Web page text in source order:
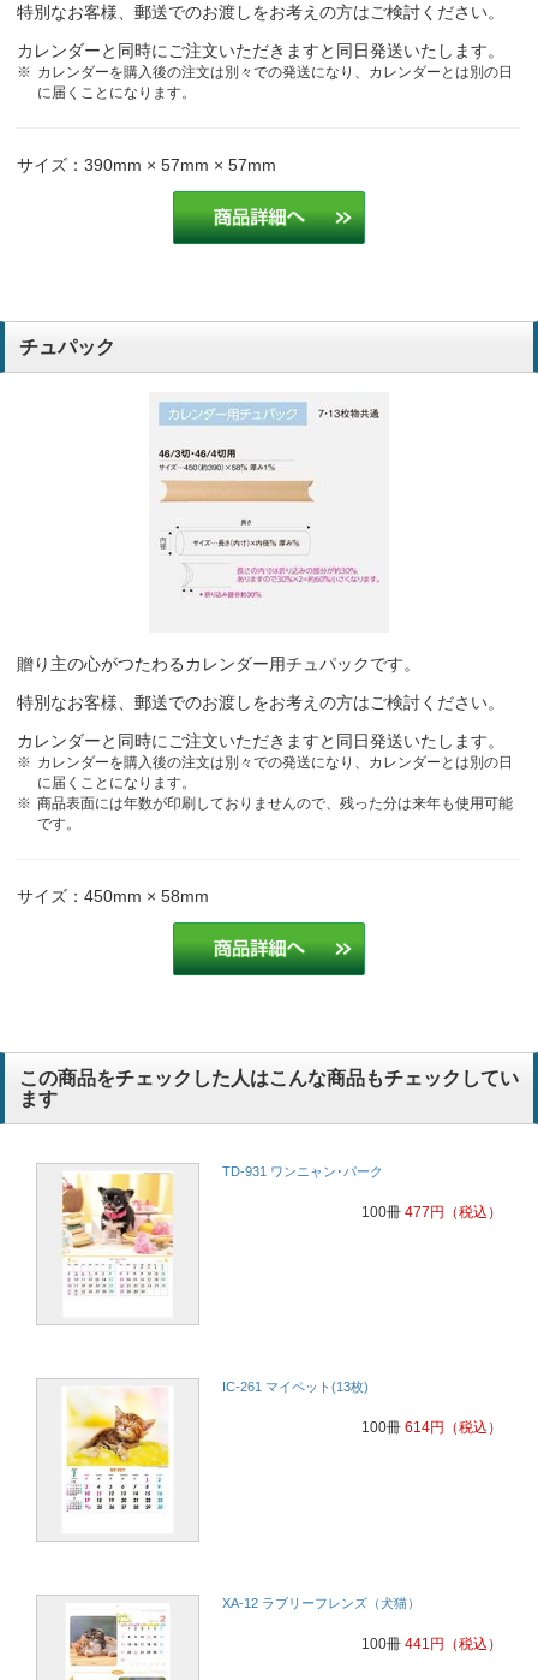
使いやすい 医療
絵柄が可愛い、書き込みが出来て使いやすい
毎年好評をいただいているので。 保険業
す。
歯科材料卸売業
毎年使用して評判が良い。使いやすい サイタマイカダイガク
毎年人気のカレンダーなので。
歯科材料卸売業
デザインが良く使用しやすい。 病院
写真が好評で、さらに書き込みスペースがたっぷりあるので、選びま
歯科商品卸売業
かわいい感じがしたので。 不動産業
毎年好評のカレンダーなので再注文です。
全体の大きさ、文字の見易さ、書き込みが出来るの三点でしょうか。
特別なお客様、郵送でのお渡しをお考えの方はご検討ください。
カレンダーと同時にご注文いただきますと同日発送いたします。
カレンダーを購入後の注文は別々での発送になり、カレンダーとは別の日
に届くことになります。
サイズ：390mm × 57mm × 57mm
チュパック
贈り主の心がつたわるカレンダー用チュパックです。
特別なお客様、郵送でのお渡しをお考えの方はご検討ください。
カレンダーと同時にご注文いただきますと同日発送いたします。
カレンダーを購入後の注文は別々での発送になり、カレンダーとは別の日
に届くことになります。
商品表面には年数が印刷しておりませんので、残った分は来年も使用可能
です。
サイズ：450mm × 58mm
この商品をチェックした人はこんな商品もチェックしてい
ます
TD-931 ワンニャン･パーク
100冊 477円 （税込）
IC-261 マイペット(13枚)
100冊 614円 （税込）
XA-12 ラブリーフレンズ（犬猫）
100冊 441 円 （税込）